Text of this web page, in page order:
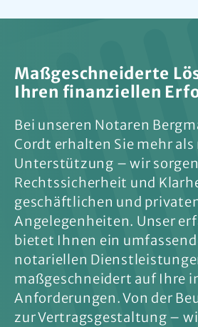
Maßgeschneiderte
Ihren finanziellen
Bei unseren Notaren
Cordt erhalten Sie mehr
Unterstützung – wir
Rechtssicherheit und
geschäftlichen und
Angelegenheiten. Unser
bietet Ihnen ein
notariellen
maßgeschneidert auf Ihre
Anforderungen. Von der
zur Vertragsgestaltung –